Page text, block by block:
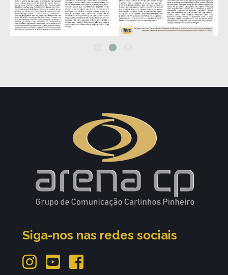
Siga-nos nas redes sociais